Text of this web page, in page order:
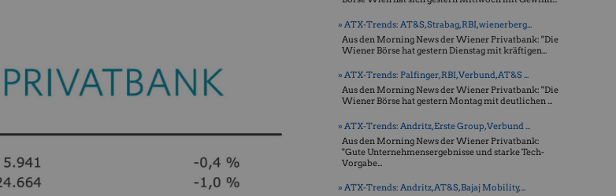
» ATX-Trends: AT&S, Strabag, RBI, wienerberg...
Aus den Morning News der Wiener Privatbank: "Die
Wiener Börse hat gestern Dienstag mit kräftigen...
» ATX-Trends: Palfinger, RBI, Verbund, AT&S ...
Aus den Morning News der Wiener Privatbank: "Die
Wiener Börse hat gestern Montag mit deutlichen ...
» ATX-Trends: Andritz, Erste Group, Verbund ...
Aus den Morning News der Wiener Privatbank:
"Gute Unternehmensergebnisse und starke Tech-
Vorgabe...
» ATX-Trends: Andritz, AT&S, Bajaj Mobility,...